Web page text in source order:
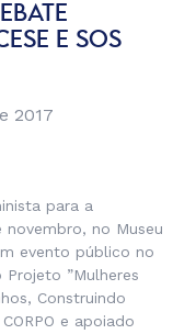
E SOS
2017
para a
no Museu
evento público no
”Mulheres
Construindo
e apoiado